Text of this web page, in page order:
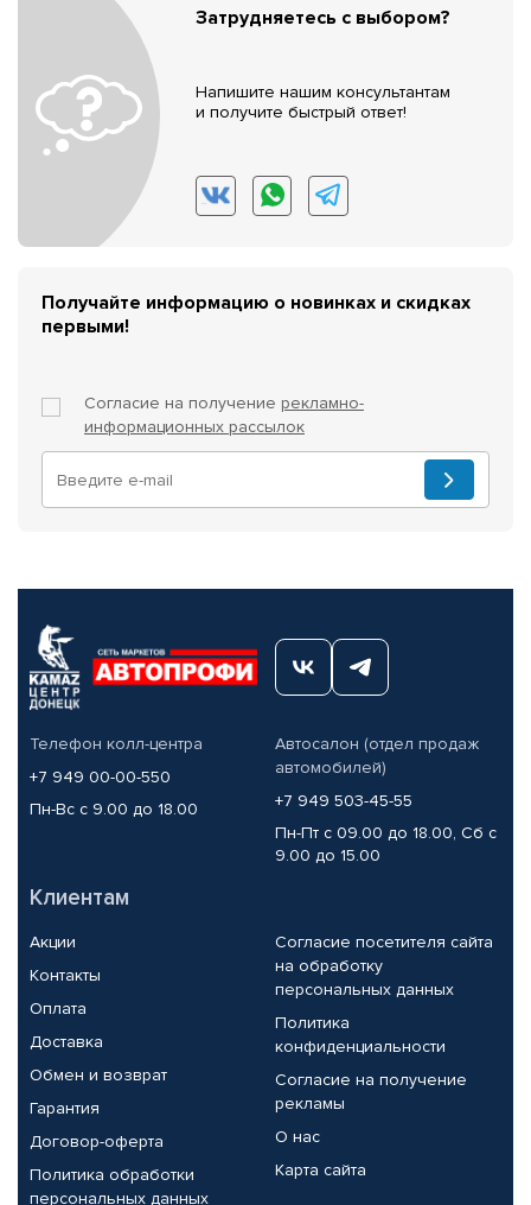
Затрудняетесь с выбором?
Напишите нашим консультантам
и получите быстрый ответ!
Получайте информацию о новинках и скидках
первыми!
Согласие на получение рекламно-
информационных рассылок
Телефон колл-центра
+7 949 00-00-550
Пн-Вс с 9.00 до 18.00
Автосалон (отдел продаж
автомобилей)
+7 949 503-45-55
Пн-Пт с 09.00 до 18.00, Сб с
9.00 до 15.00
Клиентам
Акции
Контакты
Оплата
Доставка
Обмен и возврат
Гарантия
Договор-оферта
Политика обработки
персональных данных
Согласие посетителя сайта
на обработку
персональных данных
Политика
конфиденциальности
Согласие на получение
рекламы
О нас
Карта сайта